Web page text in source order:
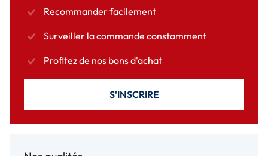
Recommander facilement
Surveiller la commande constamment
Profitez de nos bons d'achat
S'INSCRIRE